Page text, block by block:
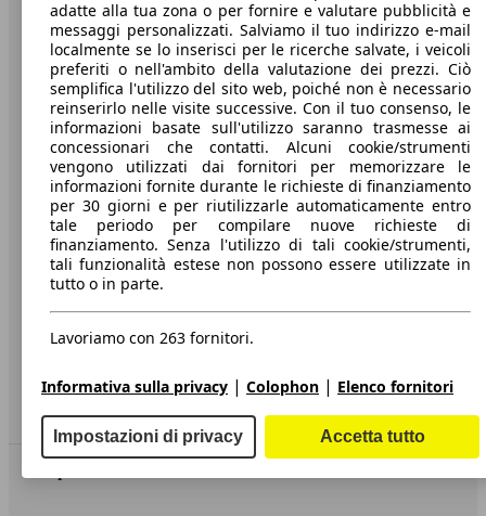
Benvenuti su AutoScout24, il mercato auto europeo.
Società
A proposito di AutoScout24
Stampa
Media
Condizioni generali
Informazioni
Dichiarazione di Accessibilità
Servizi
Area rivenditori
adatte alla tua zona o per fornire e valutare pubblicità e
messaggi personalizzati. Salviamo il tuo indirizzo e-mail
localmente se lo inserisci per le ricerche salvate, i veicoli
preferiti o nell'ambito della valutazione dei prezzi. Ciò
semplifica l'utilizzo del sito web, poiché non è necessario
reinserirlo nelle visite successive. Con il tuo consenso, le
informazioni basate sull'utilizzo saranno trasmesse ai
concessionari che contatti. Alcuni cookie/strumenti
vengono utilizzati dai fornitori per memorizzare le
informazioni fornite durante le richieste di finanziamento
per 30 giorni e per riutilizzarle automaticamente entro
tale periodo per compilare nuove richieste di
finanziamento. Senza l'utilizzo di tali cookie/strumenti,
tali funzionalità estese non possono essere utilizzate in
tutto o in parte.
Lavoriamo con 263 fornitori.
Informativa sulla privacy | Colophon | Elenco fornitori
Impostazioni di privacy Accetta tutto